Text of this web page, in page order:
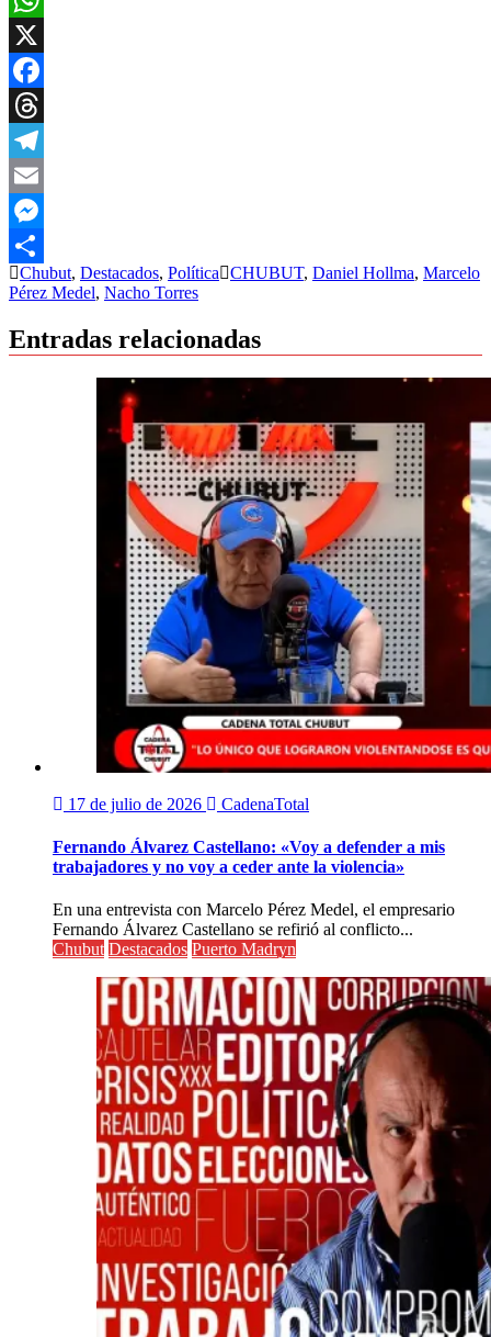
WhatsApp
X
Facebook
Threads
Telegram
Email
Messenger
Compartir
Chubut, Destacados, Política CHUBUT, Daniel Hollma, Marcelo
Pérez Medel, Nacho Torres
Entradas relacionadas
17 de julio de 2026 CadenaTotal
Fernando Álvarez Castellano: «Voy a defender a mis
trabajadores y no voy a ceder ante la violencia»
En una entrevista con Marcelo Pérez Medel, el empresario
Fernando Álvarez Castellano se refirió al conflicto...
Chubut Destacados Puerto Madryn